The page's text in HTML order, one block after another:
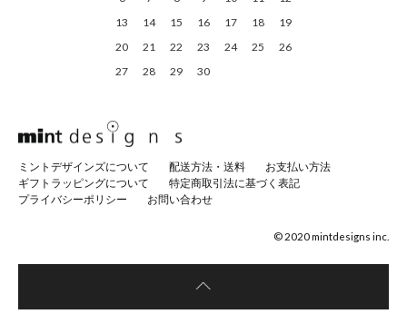
13
14 15 16 17 18
19
20
21 22 23 24 25
26
27
28 29 30
ミントデザインズについて 配送方法・送料
お支払い方法
ギフトラッピングについて
特定商取引法に基づく表記
プライバシーポリシー
お問い合わせ
© 2020 mintdesigns inc.